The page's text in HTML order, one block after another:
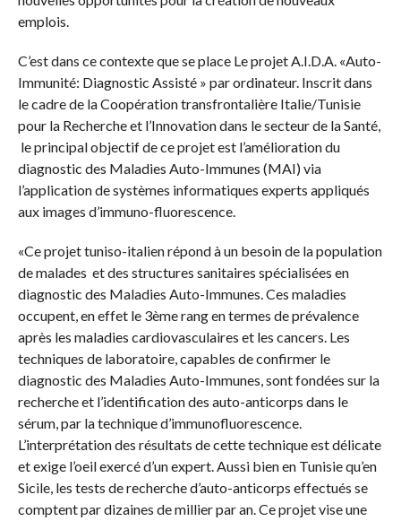
emplois.
C’est dans ce contexte que se place Le projet A.I.D.A. «Auto-
Immunité: Diagnostic Assisté » par ordinateur. Inscrit dans
le cadre de la Coopération transfrontalière Italie/Tunisie
pour la Recherche et l’Innovation dans le secteur de la Santé,
le principal objectif de ce projet est l’amélioration du
diagnostic des Maladies Auto-Immunes (MAI) via
l’application de systèmes informatiques experts appliqués
aux images d’immuno-fluorescence.
«Ce projet tuniso-italien répond à un besoin de la population
de malades et des structures sanitaires spécialisées en
diagnostic des Maladies Auto-Immunes. Ces maladies
occupent, en effet le 3ème rang en termes de prévalence
après les maladies cardiovasculaires et les cancers. Les
techniques de laboratoire, capables de confirmer le
diagnostic des Maladies Auto-Immunes, sont fondées sur la
recherche et l’identification des auto-anticorps dans le
sérum, par la technique d’immunofluorescence.
L’interprétation des résultats de cette technique est délicate
et exige l’oeil exercé d’un expert. Aussi bien en Tunisie qu’en
Sicile, les tests de recherche d’auto-anticorps effectués se
comptent par dizaines de millier par an. Ce projet vise une